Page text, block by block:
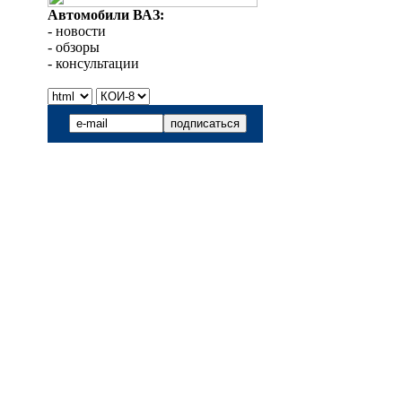
Автомобили ВАЗ:
- новости
- обзоры
- консультации